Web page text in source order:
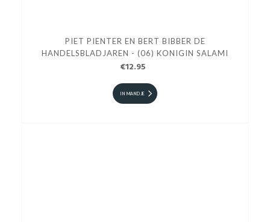
PIET PIENTER EN BERT BIBBER DE
HANDELSBLADJAREN - (06) KONIGIN SALAMI
€12.95
IN MANDJE